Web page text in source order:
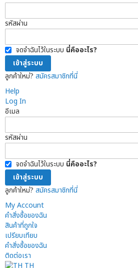
รหัสผ่าน
จดจำฉันไว้ในระบบ นี่คืออะไร?
เข้าสู่ระบบ
ลูกค้าใหม่? สมัครสมาชิกที่นี่
Help
Log In
อีเมล
รหัสผ่าน
จดจำฉันไว้ในระบบ นี่คืออะไร?
เข้าสู่ระบบ
ลูกค้าใหม่? สมัครสมาชิกที่นี่
My Account
คำสั่งซื้อของฉัน
สินค้าที่ถูกใจ
เปรียบเทียบ
คำสั่งซื้อของฉัน
ติดต่อเรา
TH